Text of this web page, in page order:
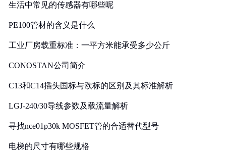
生活中常见的传感器有哪些呢
PE100管材的含义是什么
工业厂房载重标准：一平方米能承受多少公斤
CONOSTAN公司简介
C13和C14插头国标与欧标的区别及其标准解析
LGJ-240/30导线参数及载流量解析
寻找nce01p30k MOSFET管的合适替代型号
电梯的尺寸有哪些规格